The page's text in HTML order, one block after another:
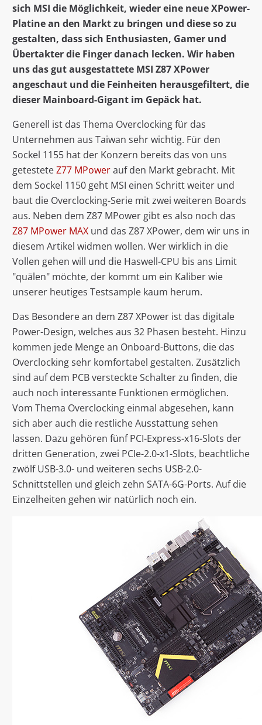
sich MSI die Möglichkeit, wieder eine neue XPower-
Platine an den Markt zu bringen und diese so zu
gestalten, dass sich Enthusiasten, Gamer und
Übertakter die Finger danach lecken. Wir haben
uns das gut ausgestattete MSI Z87 XPower
angeschaut und die Feinheiten herausgefiltert, die
dieser Mainboard-Gigant im Gepäck hat.
Generell ist das Thema Overclocking für das
Unternehmen aus Taiwan sehr wichtig. Für den
Sockel 1155 hat der Konzern bereits das von uns
getesteteZ77 MPowerauf den Markt gebracht. Mit
dem Sockel 1150 geht MSI einen Schritt weiter und
baut die Overclocking-Serie mit zwei weiteren Boards
aus. Neben dem Z87 MPower gibt es also noch das
Z87 MPower MAX und das Z87 XPower, dem wir uns in
diesem Artikel widmen wollen. Wer wirklich in die
Vollen gehen will und die Haswell-CPU bis ans Limit
"quälen" möchte, der kommt um ein Kaliber wie
unserer heutiges Testsample kaum herum.
Das Besondere an dem Z87 XPower ist das digitale
Power-Design, welches aus 32 Phasen besteht. Hinzu
kommen jede Menge an Onboard-Buttons, die das
Overclocking sehr komfortabel gestalten. Zusätzlich
sind auf dem PCB versteckte Schalter zu finden, die
auch noch interessante Funktionen ermöglichen.
Vom Thema Overclocking einmal abgesehen, kann
sich aber auch die restliche Ausstattung sehen
lassen. Dazu gehören fünf PCI-Express-x16-Slots der
dritten Generation, zwei PCIe-2.0-x1-Slots, beachtliche
zwölf USB-3.0- und weiteren sechs USB-2.0-
Schnittstellen und gleich zehn SATA-6G-Ports. Auf die
Einzelheiten gehen wir natürlich noch ein.